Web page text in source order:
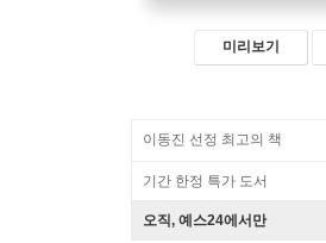
미리보기
이동진 선정 최고의 책
기간 한정 특가 도서
오직, 예스24에서만